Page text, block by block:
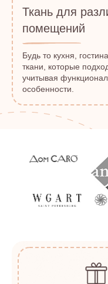
Ткань для
помещений
Будь то кухня,
ткани, которые
учитывая
особенности.